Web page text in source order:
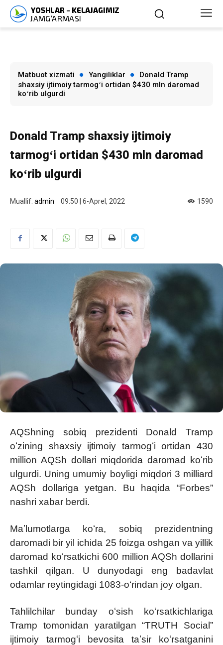
Matbuot xizmati Yangiliklar
Donald Tramp
shaxsiy ijtimoiy tarmogʻi ortidan $430 mln daromad
koʻrib ulgurdi
Donald Tramp shaxsiy ijtimoiy
tarmogʻi ortidan $430 mln daromad
koʻrib ulgurdi
Muallif: admin 09:50 | 6-Aprel, 2022 1590
AQShning sobiq prezidenti Donald Tramp
oʻzining shaxsiy ijtimoiy tarmogʻi ortidan 430
million AQSh dollari miqdorida daromad koʻrib
ulgurdi. Uning umumiy boyligi miqdori 3 milliard
AQSh dollariga yetgan. Bu haqida “Forbes”
nashri xabar berdi.
Maʼlumotlarga koʻra, sobiq prezidentning
daromadi bir yil ichida 25 foizga oshgan va yillik
daromad koʻrsatkichi 600 million AQSh dollarini
tashkil qilgan. U dunyodagi eng badavlat
odamlar reytingidagi 1083-oʻrindan joy olgan.
Tahlilchilar bunday oʻsish koʻrsatkichlariga
Tramp tomonidan yaratilgan “TRUTH Social”
ijtimoiy tarmogʻi bevosita taʼsir koʻrsatganini